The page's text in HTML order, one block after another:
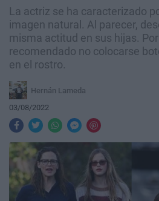
La actriz se ha caracterizado
imagen natural. Al parecer,
misma actitud en sus hijas.
recomendado no colocarse
en el rostro.
Hernán Lameda
03/08/2022